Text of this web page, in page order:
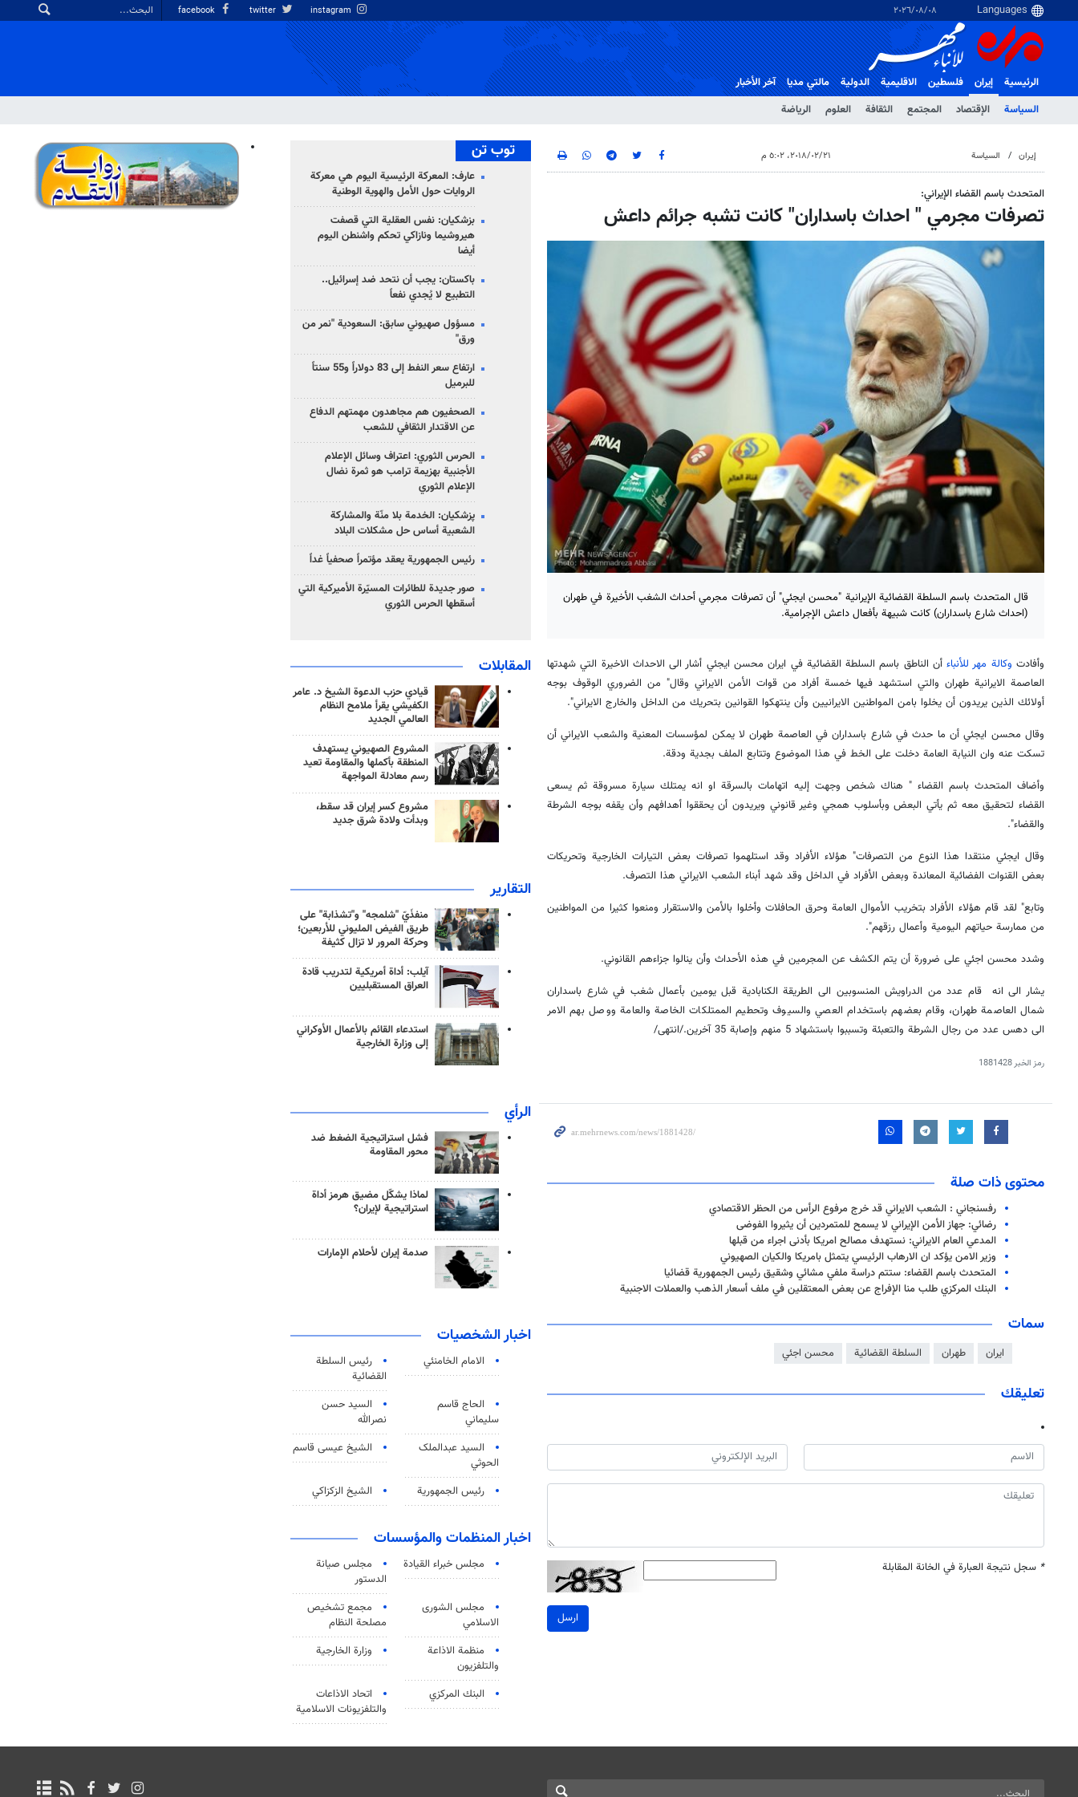
٠٨‏/٠٨‏/٢٠٢٦
الرئيسية
إيران
السياسة
الإقتصاد المجتمع الثقافة العلوم الرياضة
فلسطین الاقلیمیة الدولية مالتي مدیا آخر الأخبار
إيران السياسة ٢١‏/٠٢‏/٢٠١٨، ٥:٠٢ م
المتحدث باسم القضاء الإيراني:
تصرفات مجرمي " احداث باسداران" كانت تشبه جرائم داعش
قال المتحدث باسم السلطة القضائية الإيرانية "محسن ايجئي" أن تصرفات مجرمي أحداث الشغب الأخيرة في طهران
(احداث شارع باسداران) كانت شبيهة بأفعال داعش الإجرامية.
وأفادت وكالة مهر للأنباءأن الناطق باسم السلطة القضائية في ايران محسن ايجئي أشار الى الاحداث الاخيرة التي شهدتها
العاصمة الايرانية طهران والتي استشهد فيها خمسة أفراد من قوات الأمن الايراني وقال" من الضروري الوقوف بوجه
أولائك الذين يريدون أن يخلوا بامن المواطنين الايرانيين وأن ينتهكوا القوانين بتحريك من الداخل والخارج الايراني".
وقال محسن ايجئي أن ما حدث في شارع باسداران في العاصمة طهران لا يمكن لمؤسسات المعنية والشعب الايراني أن
تسكت عنه وان النيابة العامة دخلت على الخط في هذا الموضوع وتتابع الملف بجدية ودقة.
وأضاف المتحدث باسم القضاء " هناك شخص وجهت إليه اتهامات بالسرقة او انه يمتلك سيارة مسروقة ثم يسعى
القضاء لتحقيق معه ثم يأتي البعض وبأسلوب همجي وغير قانوني ويريدون أن يحققوا أهدافهم وأن يقفه بوجه الشرطة
والقضاء".
وقال ايجئي منتقدا هذا النوع من التصرفات" هؤلاء الأفراد وقد استلهموا تصرفات بعض التيارات الخارجية وتحريكات
بعض القنوات الفضائية المعاندة وبعض الأفراد في الداخل وقد شهد أبناء الشعب الايراني هذا التصرف.
وتابع" لقد قام هؤلاء الأفراد بتخريب الأموال العامة وحرق الحافلات وأخلوا بالأمن والاستقرار ومنعوا كثيرا من المواطنين
من ممارسة حياتهم اليومية وأعمال رزقهم".
وشدد محسن اجئي على ضرورة أن يتم الكشف عن المجرمين في هذه الأحداث وأن ينالوا جزاءهم القانوني.
يشار الى انه قام عدد من الدراويش المنسوبين الى الطريقة الكنابادية قبل يومين بأعمال شغب في شارع باسداران
شمال العاصمة طهران، وقام بعضهم باستخدام العصي والسيوف وتحطيم الممتلكات الخاصة والعامة ووصل بهم الامر
الى دهس عدد من رجال الشرطة والتعبئة وتسببوا باستشهاد 5 منهم وإصابة 35 آخرين./انتهى/
رمز الخبر1881428
محتوى ذات صلة
رفسنجاني : الشعب الايراني قد خرج مرفوع الرأس من الحظر الاقتصادي
رضائي: جهاز الأمن الإيراني لا يسمح للمتمردين أن يثيروا الفوضى
المدعي العام الايراني: نستهدف مصالح امريكا بأدنى اجراء من قبلها
وزير الامن يؤكد ان الارهاب الرئيسي يتمثل بامريكا والكيان الصهيوني
المتحدث باسم القضاء: ستتم دراسة ملفي مشائي وشقيق رئيس الجمهورية قضائيا
البنك المركزي طلب منا الإفراج عن بعض المعتقلين في ملف أسعار الذهب والعملات الاجنبية
سمات
ايران طهران السلطة القضائية محسن اجئي
تعليقك
* سجل نتيجة العبارة في الخانة المقابلة
ارسل
توب تن
عارف: المعركة الرئيسية اليوم هي معركة
الروايات حول الأمل والهوية الوطنية
بزشكيان: نفس العقلية التي قصفت
هيروشيما ونازاكي تحكم واشنطن اليوم
أيضا
باكستان: يجب أن نتحد ضد إسرائيل..
التطبيع لا يُجدي نفعاً
مسؤول صهيوني سابق: السعودية "نمر من
ورق"
ارتفاع سعر النفط إلى 83 دولاراً و55 سنتاً
للبرميل
الصحفيون هم مجاهدون مهمتهم الدفاع
عن الاقتدار الثقافي للشعب
الحرس الثوري: اعتراف وسائل الإعلام
الأجنبية بهزيمة ترامب هو ثمرة نضال
الإعلام الثوري
پزشکیان: الخدمة بلا منّة والمشاركة
الشعبية أساس حل مشكلات البلاد
رئيس الجمهورية يعقد مؤتمراً صحفياً غداً
صور جديدة للطائرات المسيّرة الأميركية التي
أسقطها الحرس الثوري
المقابلات
قيادي حزب الدعوة الشيخ د. عامر
الكفيشي يقرأ ملامح النظام
العالمي الجديد
المشروع الصهيوني يستهدف
المنطقة بأكملها والمقاومة تعيد
رسم معادلة المواجهة
مشروع كسر إيران قد سقط،
وبدأت ولادة شرق جديد
التقارير
منفذَيّ "شلمجه" و"تشذابة" على
طريق الفيض المليوني للأربعين؛
وحركة المرور لا تزال كثيفة
آيلب: أداة أمريكية لتدريب قادة
العراق المستقبليين
استدعاء القائم بالأعمال الأوكراني
إلى وزارة الخارجية
الرأي
فشل استراتيجية الضغط ضد
محور المقاومة
لماذا يشكّل مضيق هرمز أداة
استراتيجية لإيران؟
صدمة إيران لأحلام الإمارات
اخبار الشخصيات
الامام الخامنئي
رئیس السلطة
القضائیة
الحاج قاسم
سليماني
السيد حسن
نصرالله
السید عبدالملک
الحوثي
الشيخ عيسى قاسم
رئيس الجمهورية الشيخ الزكزاكي
اخبار المنظمات والمؤسسات
مجلس خبراء القيادة
مجلس صيانة
الدستور
مجلس الشورى
الاسلامي
مجمع تشخيص
مصلحة النظام
منظمة الاذاعة
والتلفزیون
وزارة الخارجية
البنك المركزي
اتحاد الاذاعات
والتلفزيونات الاسلامية